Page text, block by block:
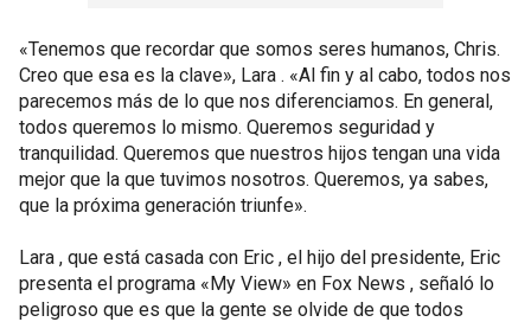
«Tenemos que recordar que somos seres humanos, Chris.
Creo que esa es la clave», Lara . «Al fin y al cabo, todos nos
parecemos más de lo que nos diferenciamos. En general,
todos queremos lo mismo. Queremos seguridad y
tranquilidad. Queremos que nuestros hijos tengan una vida
mejor que la que tuvimos nosotros. Queremos, ya sabes,
que la próxima generación triunfe».
Lara , que está casada con Eric , el hijo del presidente, Eric
presenta el programa «My View» en Fox News , señaló lo
peligroso que es que la gente se olvide de que todos